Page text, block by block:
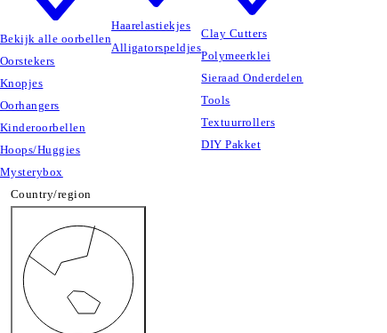
Bekijk alle oorbellen
Oorstekers
Knopjes
Oorhangers
Kinderoorbellen
Hoops/Huggies
Mysterybox
Haarelastiekjes
Alligatorspeldjes
Clay Cutters
Polymeerklei
Sieraad Onderdelen
Tools
Textuurrollers
DIY Pakket
Country/region